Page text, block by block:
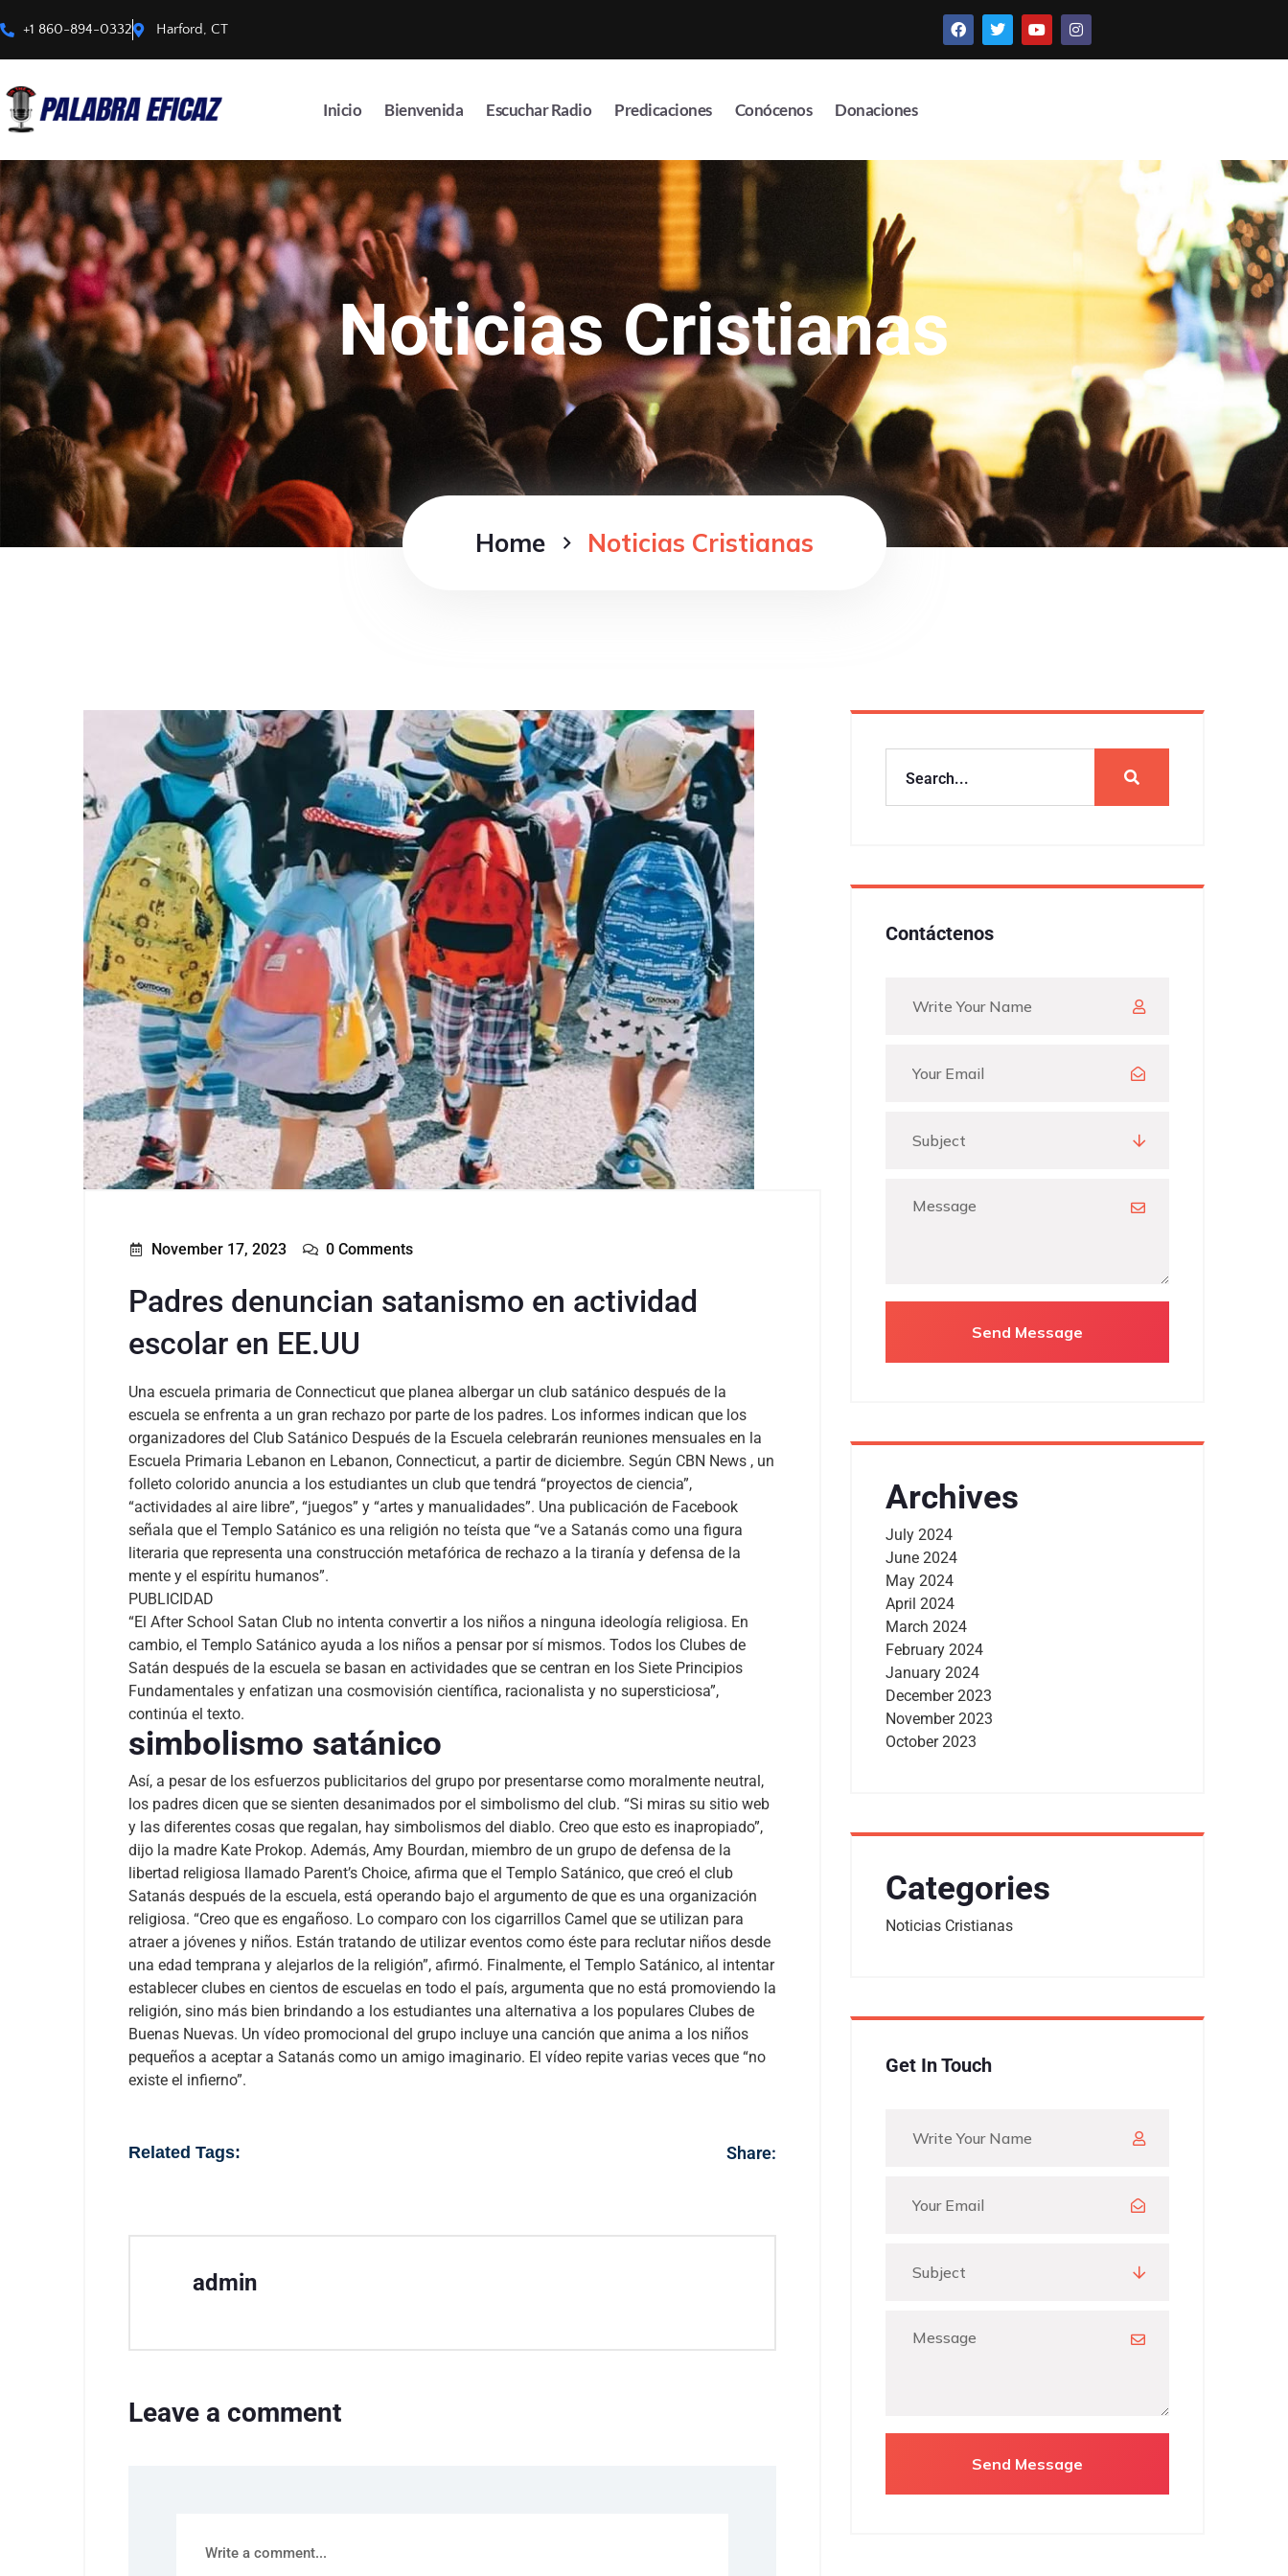
+1 860-894-0332 Harford, CT
Inicio Bienvenida Escuchar Radio Predicaciones Conócenos Donaciones
Noticias Cristianas
Home Noticias Cristianas
November 17, 2023 0 Comments
Padres denuncian satanismo en actividad
escolar en EE.UU
Una escuela primaria de Connecticut que planea albergar un club satánico después de la
escuela se enfrenta a un gran rechazo por parte de los padres. Los informes indican que los
organizadores del Club Satánico Después de la Escuela celebrarán reuniones mensuales en la
Escuela Primaria Lebanon en Lebanon, Connecticut, a partir de diciembre. Según CBN News , un
folleto colorido anuncia a los estudiantes un club que tendrá “proyectos de ciencia”,
“actividades al aire libre”, “juegos” y “artes y manualidades”. Una publicación de Facebook
señala que el Templo Satánico es una religión no teísta que “ve a Satanás como una figura
literaria que representa una construcción metafórica de rechazo a la tiranía y defensa de la
mente y el espíritu humanos”.
PUBLICIDAD
“El After School Satan Club no intenta convertir a los niños a ninguna ideología religiosa. En
cambio, el Templo Satánico ayuda a los niños a pensar por sí mismos. Todos los Clubes de
Satán después de la escuela se basan en actividades que se centran en los Siete Principios
Fundamentales y enfatizan una cosmovisión científica, racionalista y no supersticiosa”,
continúa el texto.
simbolismo satánico
Así, a pesar de los esfuerzos publicitarios del grupo por presentarse como moralmente neutral,
los padres dicen que se sienten desanimados por el simbolismo del club. “Si miras su sitio web
y las diferentes cosas que regalan, hay simbolismos del diablo. Creo que esto es inapropiado”,
dijo la madre Kate Prokop. Además, Amy Bourdan, miembro de un grupo de defensa de la
libertad religiosa llamado Parent’s Choice, afirma que el Templo Satánico, que creó el club
Satanás después de la escuela, está operando bajo el argumento de que es una organización
religiosa. “Creo que es engañoso. Lo comparo con los cigarrillos Camel que se utilizan para
atraer a jóvenes y niños. Están tratando de utilizar eventos como éste para reclutar niños desde
una edad temprana y alejarlos de la religión”, afirmó. Finalmente, el Templo Satánico, al intentar
establecer clubes en cientos de escuelas en todo el país, argumenta que no está promoviendo la
religión, sino más bien brindando a los estudiantes una alternativa a los populares Clubes de
Buenas Nuevas. Un vídeo promocional del grupo incluye una canción que anima a los niños
pequeños a aceptar a Satanás como un amigo imaginario. El vídeo repite varias veces que “no
existe el infierno”.
Related Tags: Share:
admin
Leave a comment
Contáctenos
Archives
July 2024
June 2024
May 2024
April 2024
March 2024
February 2024
January 2024
December 2023
November 2023
October 2023
Categories
Noticias Cristianas
Get In Touch